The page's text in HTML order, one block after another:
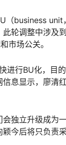
（business
轮调整中涉
市场公关。
进行BU化，目
息显示，廖清
独立升级成为
今后将只负责